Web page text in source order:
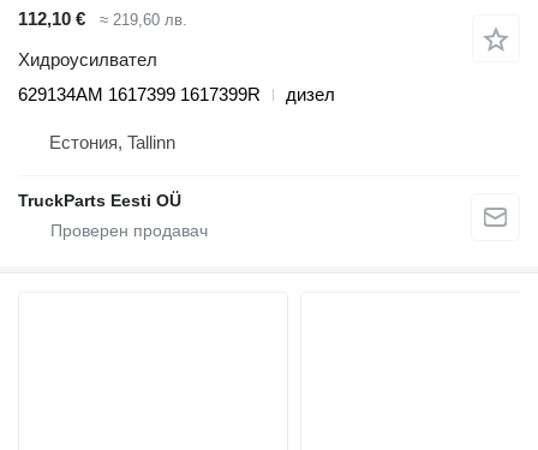
112,10 € ≈ 219,60 лв.
Хидроусилвател
629134AM 1617399 1617399R
дизел
Естония, Tallinn
TruckParts Eesti OÜ